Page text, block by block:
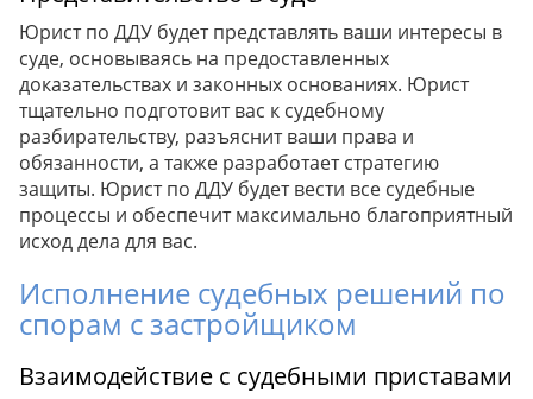
Юрист по ДДУ будет представлять ваши интересы в
суде, основываясь на предоставленных
доказательствах и законных основаниях. Юрист
тщательно подготовит вас к судебному
разбирательству, разъяснит ваши права и
обязанности, а также разработает стратегию
защиты. Юрист по ДДУ будет вести все судебные
процессы и обеспечит максимально благоприятный
исход дела для вас.
Исполнение судебных решений по
спорам с застройщиком
Взаимодействие с судебными приставами